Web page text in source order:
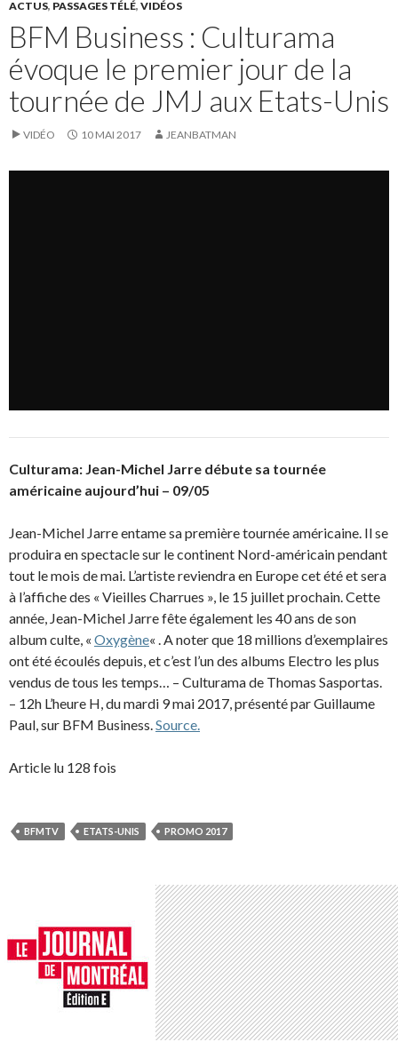
ACTUS, PASSAGES TÉLÉ, VIDÉOS
BFM Business : Culturama
évoque le premier jour de la
tournée de JMJ aux Etats-Unis
VIDÉO 10 MAI 2017 JEANBATMAN
Culturama: Jean-Michel Jarre débute sa tournée
américaine aujourd’hui – 09/05
Jean-Michel Jarre entame sa première tournée américaine. Il se
produira en spectacle sur le continent Nord-américain pendant
tout le mois de mai. L’artiste reviendra en Europe cet été et sera
à l’affiche des « Vieilles Charrues », le 15 juillet prochain. Cette
année, Jean-Michel Jarre fête également les 40 ans de son
album culte, « Oxygène« . A noter que 18 millions d’exemplaires
ont été écoulés depuis, et c’est l’un des albums Electro les plus
vendus de tous les temps… – Culturama de Thomas Sasportas.
– 12h L’heure H, du mardi 9 mai 2017, présenté par Guillaume
Paul, sur BFM Business.Source.
Article lu 128 fois
BFMTV ETATS-UNIS PROMO 2017